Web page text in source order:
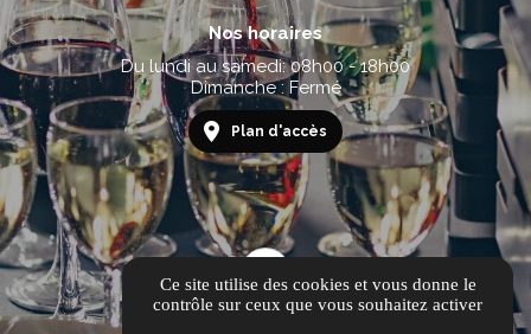
Nos horaires
Du lundi au samedi: 08h00 - 18h00
Dimanche : Fermé
Plan d'accès
Ce site utilise des cookies et vous donne le
contrôle sur ceux que vous souhaitez activer